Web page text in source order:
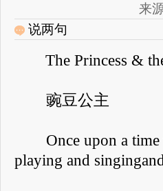
来
说两句
The Princess &
豌豆公主
Once upon a time
playing and